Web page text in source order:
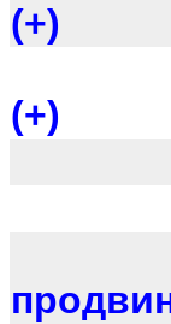
(+)
(+)